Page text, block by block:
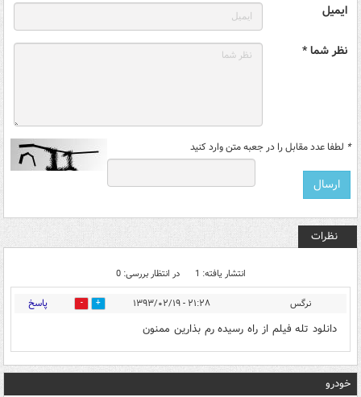
ایمیل
نظر شما *
* لطفا عدد مقابل را در جعبه متن وارد کنید
نظرات
انتشار یافته: 1 در انتظار بررسی: 0
نرگس ۲۱:۲۸ - ۱۳۹۳/۰۲/۱۹ 0 پاسخ
دانلود تله فیلم از راه رسیده رم بذارین ممنون
خودرو